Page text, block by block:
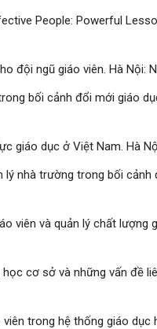
People: Powerful
đội ngũ giáo viên. Hà Nội:
bối cảnh đổi mới giáo
giáo dục ở Việt Nam. Hà
lý nhà trường trong bối
viên và quản lý chất lượng
cơ sở và những vấn đề
trong hệ thống giáo dục